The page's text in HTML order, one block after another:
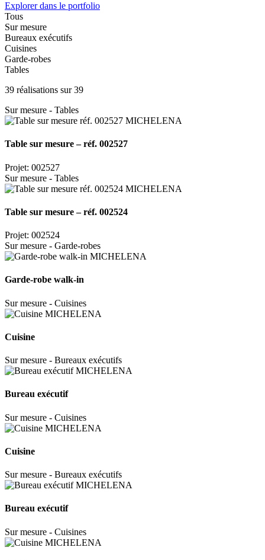
Explorer dans le portfolio
Tous
Sur mesure
Bureaux exécutifs
Cuisines
Garde-robes
Tables
39 réalisations sur 39
Sur mesure - Tables
Table sur mesure – réf. 002527
Projet: 002527
Sur mesure - Tables
Table sur mesure – réf. 002524
Projet: 002524
Sur mesure - Garde-robes
Garde-robe walk-in
Sur mesure - Cuisines
Cuisine
Sur mesure - Bureaux exécutifs
Bureau exécutif
Sur mesure - Cuisines
Cuisine
Sur mesure - Bureaux exécutifs
Bureau exécutif
Sur mesure - Cuisines